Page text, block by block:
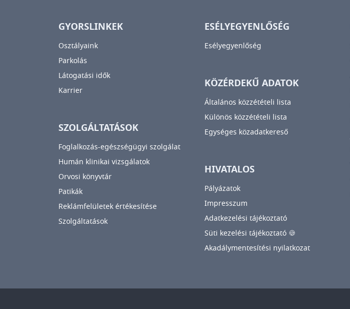
GYORSLINKEK
Osztályaink
Parkolás
Látogatási idők
Karrier
SZOLGÁLTATÁSOK
Foglalkozás-egészségügyi szolgálat
Humán klinikai vizsgálatok
Orvosi könyvtár
Patikák
Reklámfelületek értékesítése
Szolgáltatások
ESÉLYEGYENLŐSÉG
Esélyegyenlőség
KÖZÉRDEKŰ ADATOK
Általános közzétételi lista
Különös közzétételi lista
Egységes közadatkereső
HIVATALOS
Pályázatok
Impresszum
Adatkezelési tájékoztató
Süti kezelési tájékoztató 🍪
Akadálymentesítési nyilatkozat